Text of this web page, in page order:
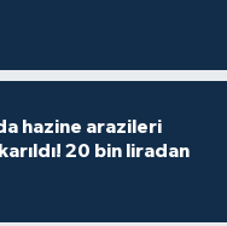
hazine arazileri
20 bin liradan